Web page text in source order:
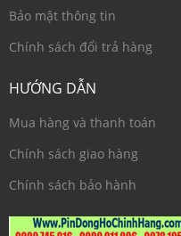
Bảo mật thông tin
Chính sách đổi trả hàng
HƯỚNG DẪN
Mua hàng và thanh toán
Chính sách giao hàng
Chính sách bảo hành